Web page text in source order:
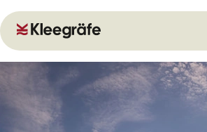
Zum Hauptinhalt springen
Zur Navigation springen